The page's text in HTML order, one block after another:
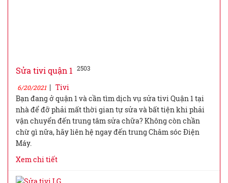
Sửa tivi quận 1 2503
6/20/2021| Tivi
Bạn đang ở quận 1 và cần tìm dịch vụ sửa tivi Quận 1 tại
nhà để đỡ phải mất thời gian tự sửa và bất tiện khi phải
vận chuyển đến trung tâm sửa chữa? Không còn chần
chừ gì nữa, hãy liên hệ ngay đến trung Chăm sóc Điện
Máy.
Xem chi tiết